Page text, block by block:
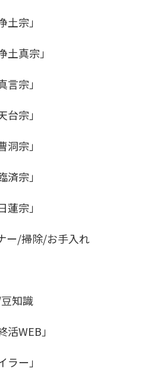
土宗」
土真宗」
言宗」
台宗」
洞宗」
済宗」
蓮宗」
ー/掃除/お手入れ
知識
WEB」
ラー」